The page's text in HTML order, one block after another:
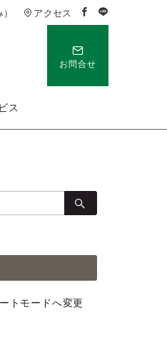
アクセス
お問合せ
ス
モードへ変更